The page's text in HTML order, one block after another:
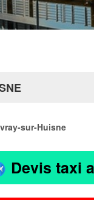
sur-Huisne
Devis taxi